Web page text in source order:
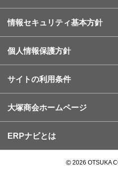
情報セキュリティ基本方針
個人情報保護方針
サイトの利用条件
大塚商会ホームページ
ERPナビとは
©2026 OTSUKA